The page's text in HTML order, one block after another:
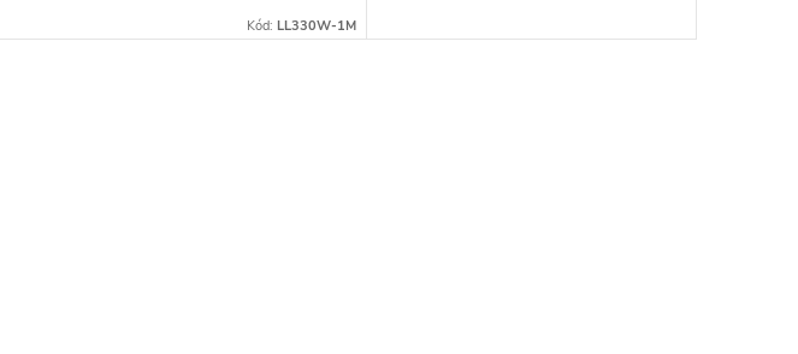
Kód: LL330W-1M